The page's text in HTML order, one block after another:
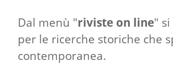
Dal menù "riviste on line"
per le ricerche storiche che
contemporanea.